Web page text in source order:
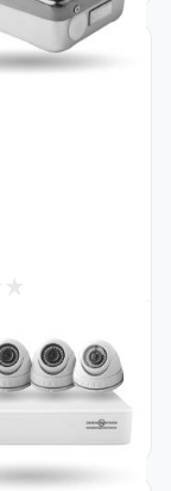
2MP для
GV-IP-K-